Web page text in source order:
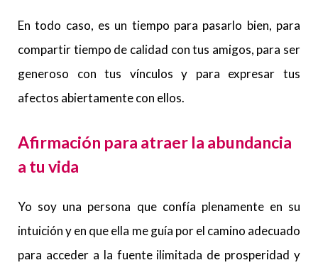
En todo caso, es un tiempo para pasarlo bien, para
compartir tiempo de calidad con tus amigos, para ser
generoso con tus vínculos y para expresar tus
afectos abiertamente con ellos.
Afirmación para atraer la abundancia
a tu vida
Yo soy una persona que confía plenamente en su
intuición y en que ella me guía por el camino adecuado
para acceder a la fuente ilimitada de prosperidad y